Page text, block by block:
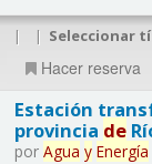
| | Seleccionar
Hacer reserva
Estación
provincia de
por Agua y Energía